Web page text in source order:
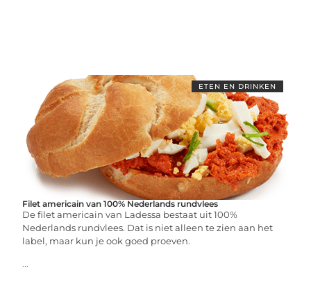
ETEN EN DRINKEN
Filet americain van 100% Nederlands rundvlees
De filet americain van Ladessa bestaat uit 100%
Nederlands rundvlees. Dat is niet alleen te zien aan het
label, maar kun je ook goed proeven.
...